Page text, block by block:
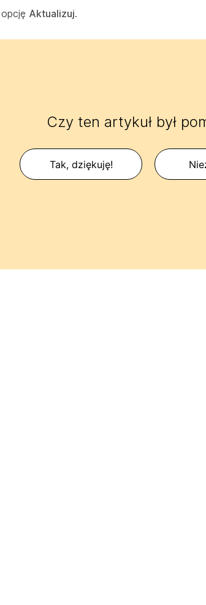
Aktualizuj.
Czy ten artykuł był
Tak, dziękuję!